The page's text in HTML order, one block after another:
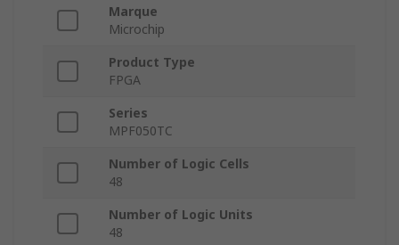
Marque
Microchip
Product Type
FPGA
Series
MPF050TC
Number of Logic Cells
48
Number of Logic Units
48